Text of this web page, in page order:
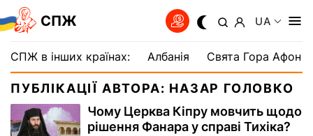
СПЖ UA
СПЖ в інших країнах: Албанія Свята Гора Афон
ПУБЛІКАЦІЇ АВТОРА: НАЗАР ГОЛОВКО
Чому Церква Кіпру мовчить щодо
рішення Фанара у справі Тихіка?